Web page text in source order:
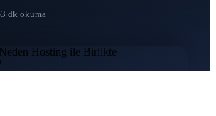
3 dk okuma